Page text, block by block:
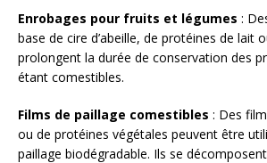
Enrobages pour fruits et légumes :
base de cire d’abeille, de protéines de lait
prolongent la durée de conservation des
étant comestibles.
Films de paillage comestibles : Des
ou de protéines végétales peuvent être
paillage biodégradable. Ils se